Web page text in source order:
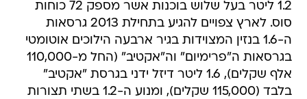
1.2 ליטר בעל שלוש בוכנות אשר מספק 72 כוחות
סוס. לארץ צפויים להגיע בתחילת 2013 גרסאות
ה-1.6 בנזין המצוידות בגיר ארבעה הילוכים אוטומטי
בגרסאות ה"פרימיום" וה"אקטיב" (החל מ-110,000
אלף שקלים), 1.6 ליטר דיזל ידני בגרסת "אקטיב"
בלבד (115,000 שקלים), ומנוע ה-1.2 בשתי תצורות